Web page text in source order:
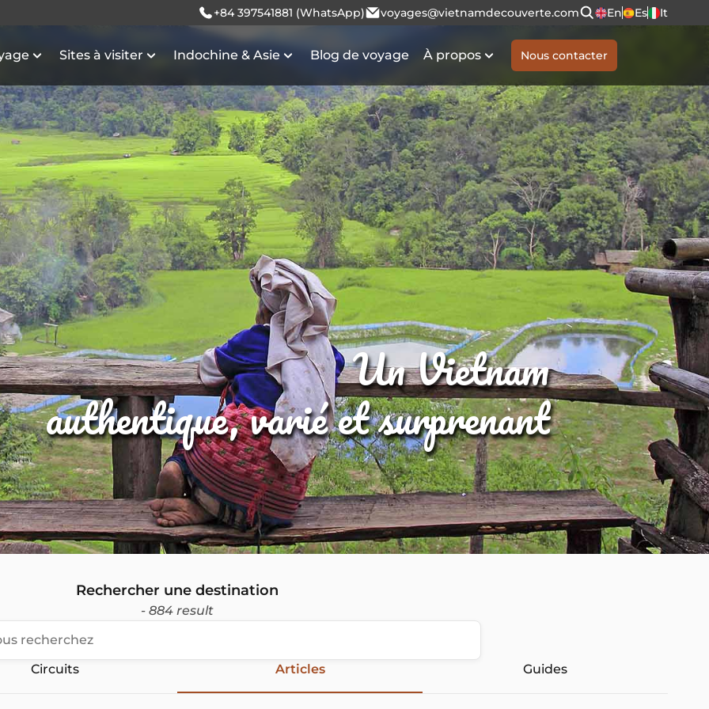
+84 397541881 (WhatsApp) voyages@vietnamdecouverte.com En Es It
Sites à visiter Indochine & Asie Blog de voyage À propos Nous contacter
Un Vietnam
authentique, varié et surprenant
Rechercher une destination
- 884 result
Circuits Articles Guides